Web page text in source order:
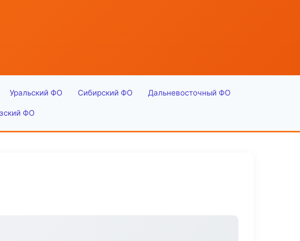
Уральский ФО Сибирский ФО Дальневосточный ФО
ФО